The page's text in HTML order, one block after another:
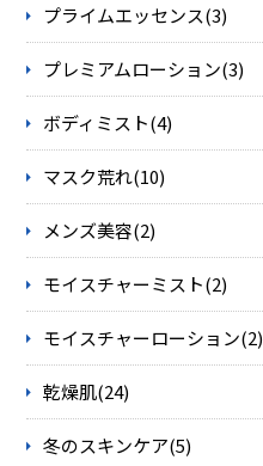
プライムエッセンス(3)
プレミアムローション(3)
ボディミスト(4)
マスク荒れ(10)
メンズ美容(2)
モイスチャーミスト(2)
モイスチャーローション(2)
乾燥肌(24)
冬のスキンケア(5)